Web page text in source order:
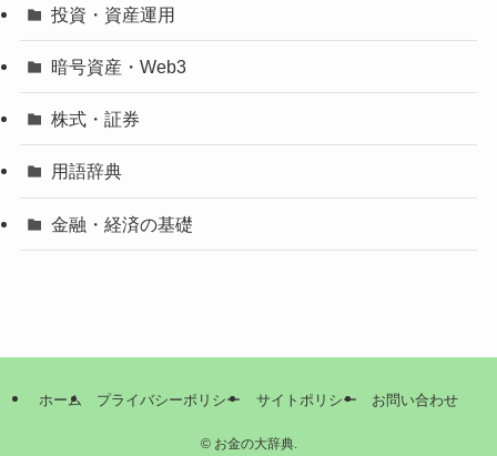
投資・資産運用
暗号資産・Web3
株式・証券
用語辞典
金融・経済の基礎
ホーム プライバシーポリシー サイトポリシー お問い合わせ
©お金の大辞典.